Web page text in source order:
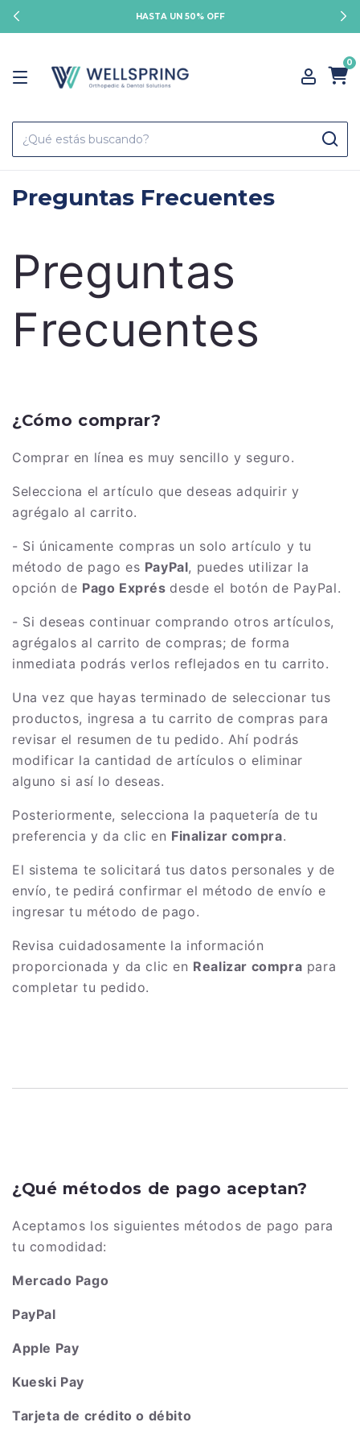
HASTA UN 50% OFF
0
Preguntas Frecuentes
Preguntas
Frecuentes
¿Cómo comprar?
Comprar en línea es muy sencillo y seguro.
Selecciona el artículo que deseas adquirir y
agrégalo al carrito.
- Si únicamente compras un solo artículo y tu
método de pago es PayPal, puedes utilizar la
opción de Pago Exprésdesde el botón de PayPal.
- Si deseas continuar comprando otros artículos,
agrégalos al carrito de compras; de forma
inmediata podrás verlos reflejados en tu carrito.
Una vez que hayas terminado de seleccionar tus
productos, ingresa a tu carrito de compras para
revisar el resumen de tu pedido. Ahí podrás
modificar la cantidad de artículos o eliminar
alguno si así lo deseas.
Posteriormente, selecciona la paquetería de tu
preferencia y da clic en Finalizar compra.
El sistema te solicitará tus datos personales y de
envío, te pedirá confirmar el método de envío e
ingresar tu método de pago.
Revisa cuidadosamente la información
proporcionada y da clic en Realizar compra para
completar tu pedido.
¿Qué métodos de pago aceptan?
Aceptamos los siguientes métodos de pago para
tu comodidad:
Mercado Pago
PayPal
Apple Pay
Kueski Pay
Tarjeta de crédito o débito